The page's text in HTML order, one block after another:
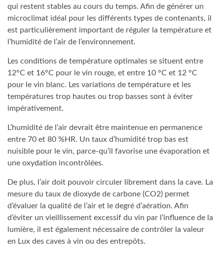
qui restent stables au cours du temps. Afin de générer un
microclimat idéal pour les différents types de contenants, il
est particulièrement important de réguler la température et
l’humidité de l’air de l’environnement.
Les conditions de température optimales se situent entre
12°C et 16°C pour le vin rouge, et entre 10 °C et 12 °C
pour le vin blanc. Les variations de température et les
températures trop hautes ou trop basses sont à éviter
impérativement.
L’humidité de l’air devrait être maintenue en permanence
entre 70 et 80 %HR. Un taux d’humidité trop bas est
nuisible pour le vin, parce-qu’il favorise une évaporation et
une oxydation incontrôlées.
De plus, l’air doit pouvoir circuler librement dans la cave. La
mesure du taux de dioxyde de carbone (CO2) permet
d’évaluer la qualité de l’air et le degré d’aération. Afin
d’éviter un vieillissement excessif du vin par l’influence de la
lumière, il est également nécessaire de contrôler la valeur
en Lux des caves à vin ou des entrepôts.